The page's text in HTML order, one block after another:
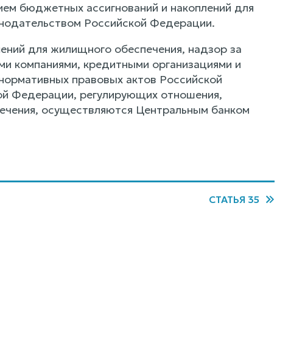
бюджетных ассигнований и накоплений для
Российской Федерации.
для жилищного обеспечения, надзор за
компаниями, кредитными организациями и
правовых актов Российской
Федерации, регулирующих отношения,
осуществляются Центральным банком
СТАТЬЯ 35